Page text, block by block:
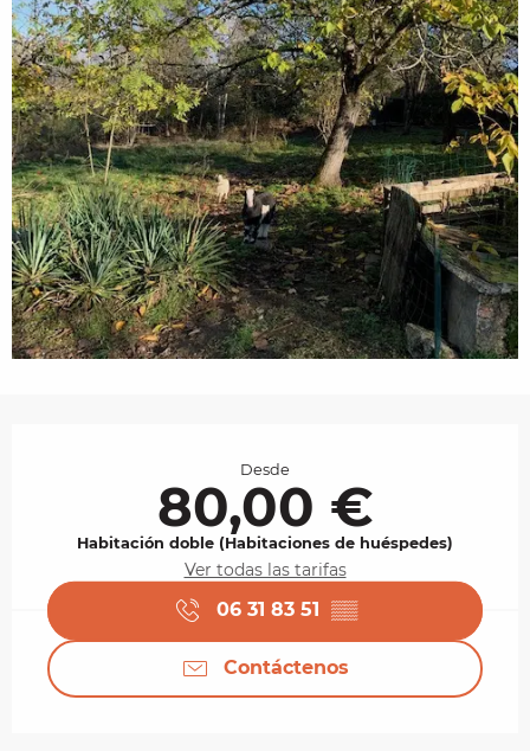
Desde
80,00 €
Habitación doble (Habitaciones de huéspedes)
Ver todas las tarifas
06 31 83 51 ▒▒
Contáctenos